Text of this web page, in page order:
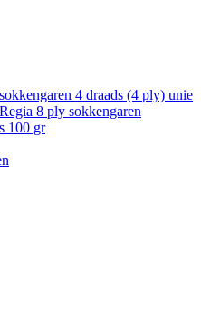
4 draads (4 ply) unie
8 ply sokkengaren
100 gr